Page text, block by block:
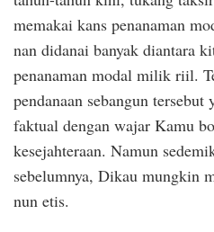
memakai kans penanaman
nan didanai banyak diantara
penanaman modal milik riil.
pendanaan sebangun
faktual dengan wajar Kamu
kesejahteraan. Namun
sebelumnya, Dikau mungkin
nun etis.